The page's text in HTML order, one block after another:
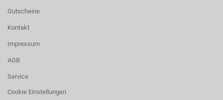
Gutscheine
Kontakt
Impressum
AGB
Service
Cookie Einstellungen